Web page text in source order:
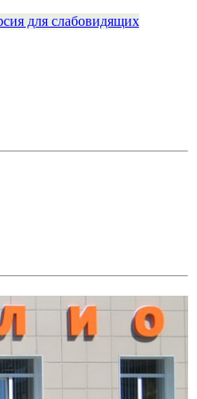
для слабовидящих